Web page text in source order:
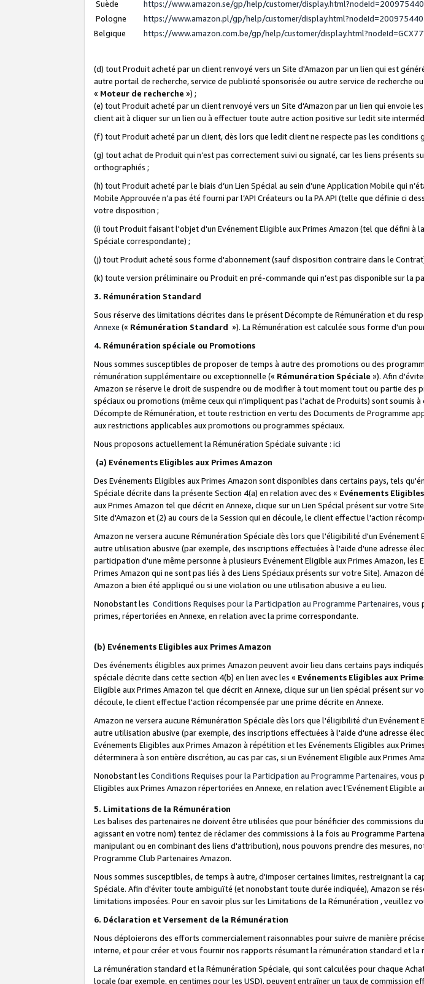
Suède
https://www.amazon.se/gp/help/customer/display.html?nodeId=200975440
Pologne
https://www.amazon.pl/gp/help/customer/display.html?nodeId=200975440
Belgique
https://www.amazon.com.be/gp/help/customer/
(d) tout Produit acheté par un client renvoyé vers un Site d'Amazon par un lien qui est
autre portail de recherche, service de publicité sponsorisée ou autre service de recherche
« Moteur de recherche ») ;
(e) tout Produit acheté par un client renvoyé vers un Site d'Amazon par un lien qui envoie
client ait à cliquer sur un lien ou à effectuer toute autre action positive sur ledit site
(f) tout Produit acheté par un client, dès lors que ledit client ne respecte pas les conditions
(g) tout achat de Produit qui n’est pas correctement suivi ou signalé, car les liens présents
orthographiés ;
(h) tout Produit acheté par le biais d’un Lien Spécial au sein d’une Application Mobile qui
Mobile Approuvée n’a pas été fourni par l’API Créateurs ou la PA API (telle que définie ci
votre disposition ;
(i) tout Produit faisant l'objet d'un Evénement Eligible aux Primes Amazon (tel que défini à
Spéciale correspondante) ;
(j) tout Produit acheté sous forme d'abonnement (sauf disposition contraire dans le
(k) toute version préliminaire ou Produit en pré-commande qui n’est pas disponible sur la
3. Rémunération Standard
Sous réserve des limitations décrites dans le présent Décompte de Rémunération et du
Annexe (« Rémunération Standard »). La Rémunération est calculée sous forme d'un
4. Rémunération spéciale ou Promotions
Nous sommes susceptibles de proposer de temps à autre des promotions ou des
rémunération supplémentaire ou exceptionnelle (« Rémunération Spéciale »). Afin
Amazon se réserve le droit de suspendre ou de modifier à tout moment tout ou partie
spéciaux ou promotions (même ceux qui n'impliquent pas l'achat de Produits) sont soumis
Décompte de Rémunération, et toute restriction en vertu des Documents de Programme
aux restrictions applicables aux promotions ou programmes spéciaux.
Nous proposons actuellement la Rémunération Spéciale suivante : ici
(a) Evénements Eligibles aux Primes Amazon
Des Evénements Eligibles aux Primes Amazon sont disponibles dans certains pays, tels
Spéciale décrite dans la présente Section 4(a) en relation avec des « Evénements
aux Primes Amazon tel que décrit en Annexe, clique sur un Lien Spécial présent sur votre
Site d'Amazon et (2) au cours de la Session qui en découle, le client effectue l'action
Amazon ne versera aucune Rémunération Spéciale dès lors que l'éligibilité d'un
autre utilisation abusive (par exemple, des inscriptions effectuées à l'aide d'une adresse
participation d'une même personne à plusieurs Evénement Eligible aux Primes Amazon,
Primes Amazon qui ne sont pas liés à des Liens Spéciaux présents sur votre Site). Amazon
Amazon a bien été appliqué ou si une violation ou une utilisation abusive a eu lieu.
Nonobstant les Conditions Requises pour la Participation au Programme Partenaires, vous
primes, répertoriées en Annexe, en relation avec la prime correspondante.
(b) Evénements Eligibles aux Primes Amazon
Des événements éligibles aux primes Amazon peuvent avoir lieu dans certains pays
spéciale décrite dans cette section 4(b) en lien avec les « Evénements Eligibles aux
Eligible aux Primes Amazon tel que décrit en Annexe, clique sur un lien spécial présent sur
découle, le client effectue l'action récompensée par une prime décrite en Annexe.
Amazon ne versera aucune Rémunération Spéciale dès lors que l'éligibilité d'un
autre utilisation abusive (par exemple, des inscriptions effectuées à l'aide d'une adresse
Evénements Eligibles aux Primes Amazon à répétition et les Evénements Eligibles aux
déterminera à son entière discrétion, au cas par cas, si un Evénement Eligible aux Primes
Nonobstant les Conditions Requises pour la Participation au Programme Partenaires, vous
Eligibles aux Primes Amazon répertoriées en Annexe, en relation avec l’Evénement Eligible
5. Limitations de la Rémunération
Les balises des partenaires ne doivent être utilisées que pour bénéficier des commissions
agissant en votre nom) tentez de réclamer des commissions à la fois au Programme
manipulant ou en combinant des liens d'attribution), nous pouvons prendre des mesures,
Programme Club Partenaires Amazon.
Nous sommes susceptibles, de temps à autre, d'imposer certaines limites, restreignant la
Spéciale. Afin d'éviter toute ambiguïté (et nonobstant toute durée indiquée), Amazon se
limitations imposées. Pour en savoir plus sur les Limitations de la Rémunération , veuillez
6. Déclaration et Versement de la Rémunération
Nous déploierons des efforts commercialement raisonnables pour suivre de manière
interne, et pour créer et vous fournir nos rapports résumant la rémunération standard et la
La rémunération standard et la Rémunération Spéciale, qui sont calculées pour chaque
locale (par exemple, en centimes pour les USD), peuvent entraîner un taux de